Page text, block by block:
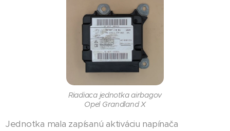
Riadiaca jednotka airbagov
Opel Grandland X
Jednotka mala zapísanú aktiváciu napínača